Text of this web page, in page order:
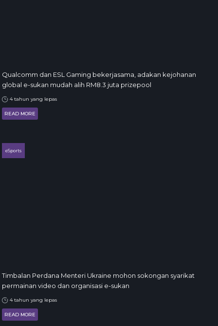
Qualcomm dan ESL Gaming bekerjasama, adakan kejohanan
global e-sukan mudah alih RM8.3 juta prizepool
4 tahun yang lepas
READ MORE
eSports
Timbalan Perdana Menteri Ukraine mohon sokongan syarikat
permainan video dan organisasi e-sukan
4 tahun yang lepas
READ MORE